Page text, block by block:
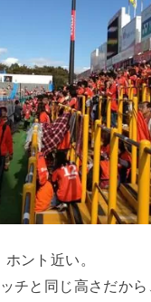
ント近い。
チと同じ高さだか